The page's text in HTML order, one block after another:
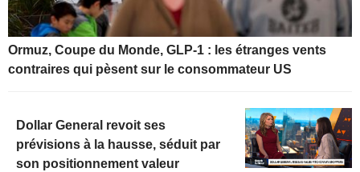
Ormuz, Coupe du Monde, GLP-1 : les étranges vents
contraires qui pèsent sur le consommateur US
Dollar General revoit ses
prévisions à la hausse, séduit par
son positionnement valeur